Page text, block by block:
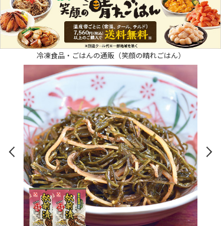
冷凍食品・ごはんの通販（笑顔の晴れごはん）